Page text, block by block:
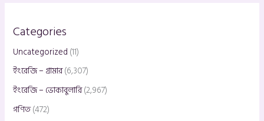
Categories
Uncategorized (11)
ইংরেজি – গ্রামার(6,307)
ইংরেজি – ভোকাবুলারি(2,967)
গণিত(472)